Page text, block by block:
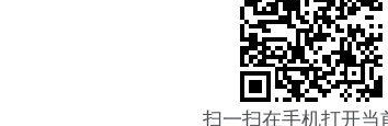
扫一扫在手机打开当